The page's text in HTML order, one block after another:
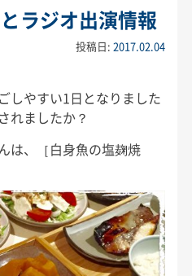
ラジオ出演情報
投稿日:2017.02.04
しやすい1日となりました
れましたか？
は、［白身魚の塩麹焼